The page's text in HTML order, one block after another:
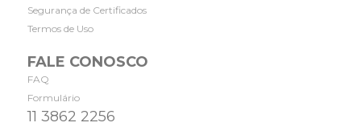
Segurança de Certificados
Termos de Uso
FALE CONOSCO
FAQ
Formulário
11 3862 2256